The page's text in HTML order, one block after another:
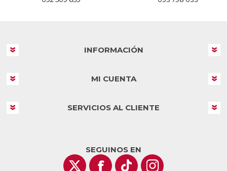
INFORMACIÓN
MI CUENTA
SERVICIOS AL CLIENTE
SEGUINOS EN